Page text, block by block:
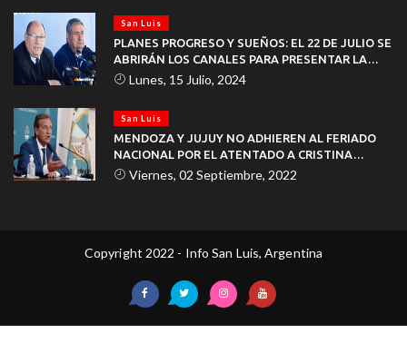
San Luis
PLANES PROGRESO Y SUEÑOS: EL 22 DE JULIO SE
ABRIRÁN LOS CANALES PARA PRESENTAR LA
DOCUMENTACIÓN
Lunes, 15 Julio, 2024
San Luis
MENDOZA Y JUJUY NO ADHIEREN AL FERIADO
NACIONAL POR EL ATENTADO A CRISTINA
KIRCHNER
Viernes, 02 Septiembre, 2022
Copyright 2022 - Info San Luis, Argentina